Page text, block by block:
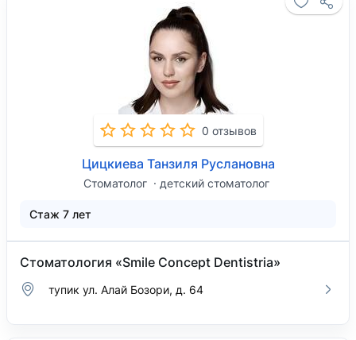
0 отзывов
Цицкиева Танзиля Руслановна
Стоматолог детский стоматолог
Стаж 7 лет
Стоматология «Smile Concept Dentistria»
тупик ул. Алай Бозори, д. 64